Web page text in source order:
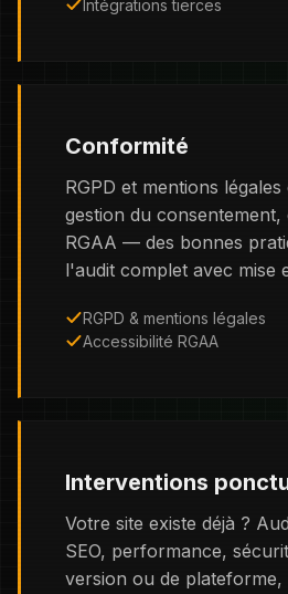
Intégrations tierces
Conformité
RGPD et mentions
gestion du consentement,
RGAA — des bonnes
l'audit complet avec mise
RGPD & mentions légales
Accessibilité RGAA
Interventions
Votre site existe déjà ?
SEO, performance,
version ou de